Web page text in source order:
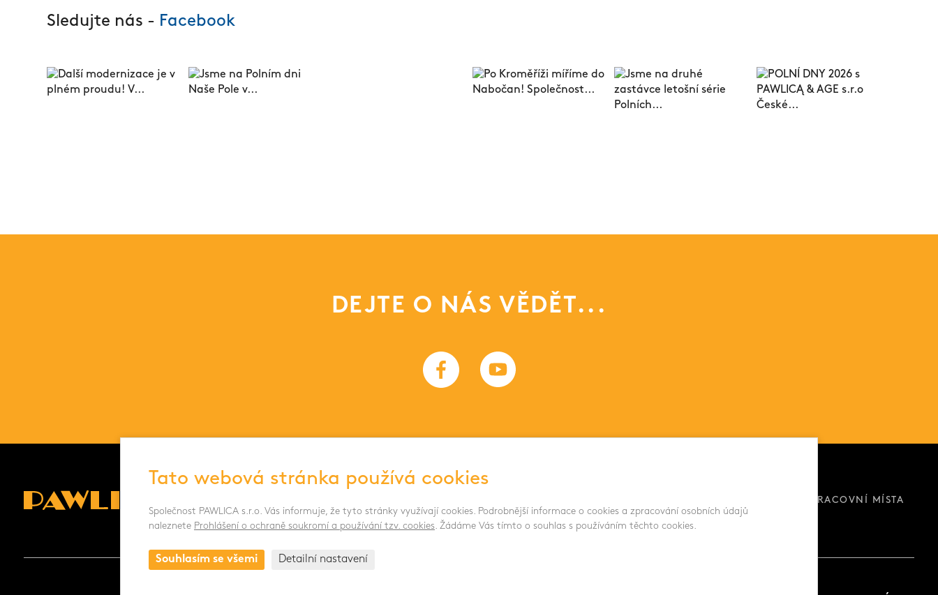
Sledujte nás - Facebook
DEJTE O NÁS VĚDĚT...
KARIÉRA - VOLNÁ PRACOVNÍ MÍSTA
Tato webová stránka používá cookies
Společnost PAWLICA s.r.o. Vás informuje, že tyto stránky využívají cookies. Podrobnější informace o cookies a zpracování osobních údajů
naleznete Prohlášení o ochraně soukromí a používání tzv. cookies. Žádáme Vás tímto o souhlas s používáním těchto cookies.
Souhlasím se všemi Detailní nastavení